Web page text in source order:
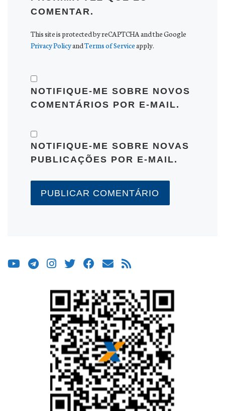
COMENTAR.
This site is protected by reCAPTCHA and the Google
Privacy PolicyandTerms of Serviceapply.
NOTIFIQUE-ME SOBRE NOVOS
COMENTÁRIOS POR E-MAIL.
NOTIFIQUE-ME SOBRE NOVAS
PUBLICAÇÕES POR E-MAIL.